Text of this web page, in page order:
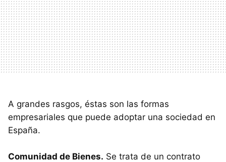
A grandes rasgos, éstas son las formas
empresariales que puede adoptar una sociedad en
España.
Comunidad de Bienes. Se trata de un contrato